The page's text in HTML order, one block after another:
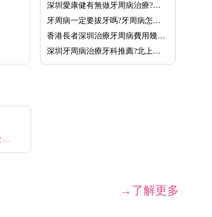
深圳愛康健有無做牙周病治療?費用如何計算?長者醫療券能支付睇牙···
牙周病一定要拔牙嗎?牙周病怎麼治療?深圳愛康健牙周病治療收費?
香港長者深圳治療牙周病費用幾錢?牙周病如何治療?醫療券能用嗎?
深圳牙周病治療牙科推薦?北上深圳牙周病治療價錢費用幾多?
牙周炎為什麼會導致牙齒松動?牙齒松動怎麼治療
→了解更多